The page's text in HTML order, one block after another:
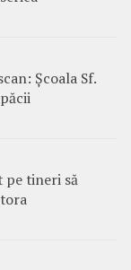
Școala Sf.
pe tineri să